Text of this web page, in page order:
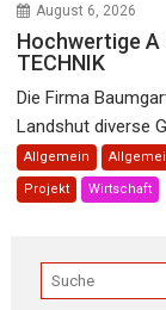
August 6, 2026
Hochwertige A
TECHNIK
Die Firma
Landshut diverse
Allgemein
Projekt Wirtschaft